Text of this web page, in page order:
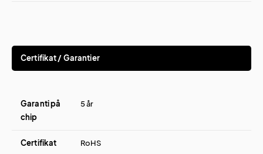
Certifikat / Garantier
Garanti på
chip
5 år
Certifikat RoHS